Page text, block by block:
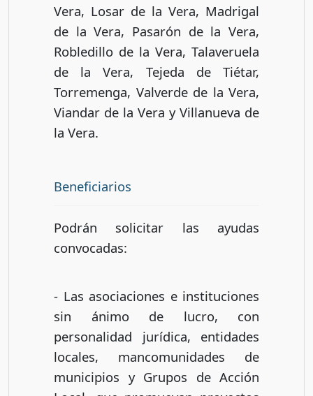
Vera, Losar de la Vera, Madrigal
de la Vera, Pasarón de la Vera,
Robledillo de la Vera, Talaveruela
de la Vera, Tejeda de Tiétar,
Torremenga, Valverde de la Vera,
Viandar de la Vera y Villanueva de
la Vera.
Beneficiarios
Podrán solicitar las ayudas
convocadas:
- Las asociaciones e instituciones
sin ánimo de lucro, con
personalidad jurídica, entidades
locales, mancomunidades de
municipios y Grupos de Acción